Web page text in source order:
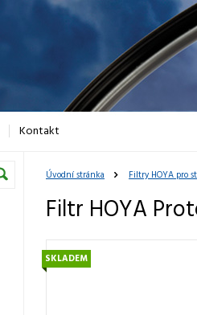
Úvodní stránka Filtry HOYA pro
Filtr HOYA
SKLADEM
Kontakt